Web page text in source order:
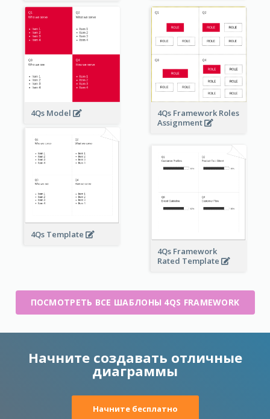
4Qs Model
4Qs Framework Roles
Assignment
4Qs Template
4Qs Framework
Rated Template
ПОСМОТРЕТЬ ВСЕ ШАБЛОНЫ 4QS FRAMEWORK
Начните создавать отличные
диаграммы
Начните бесплатно